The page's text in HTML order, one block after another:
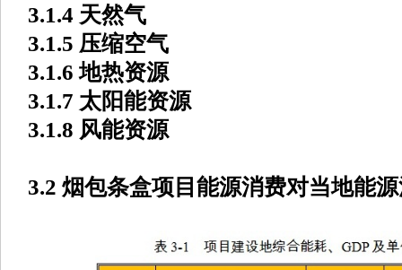
3.1.4 天然气
3.1.5 压缩空气
3.1.6 地热资源
3.1.7 太阳能资源
3.1.8 风能资源
3.2 烟包条盒项目能源消费对当地能